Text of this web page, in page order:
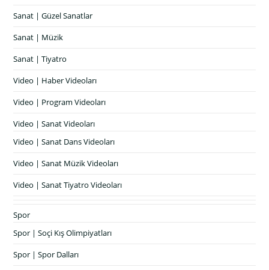
Sanat | Güzel Sanatlar
Sanat | Müzik
Sanat | Tiyatro
Video | Haber Videoları
Video | Program Videoları
Video | Sanat Videoları
Video | Sanat Dans Videoları
Video | Sanat Müzik Videoları
Video | Sanat Tiyatro Videoları
Spor
Spor | Soçi Kış Olimpiyatları
Spor | Spor Dalları